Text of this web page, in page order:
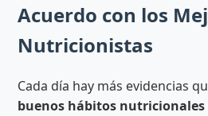
Acuerdo con los
Nutricionistas
Cada día hay más evidencias
buenos hábitos nutricionales